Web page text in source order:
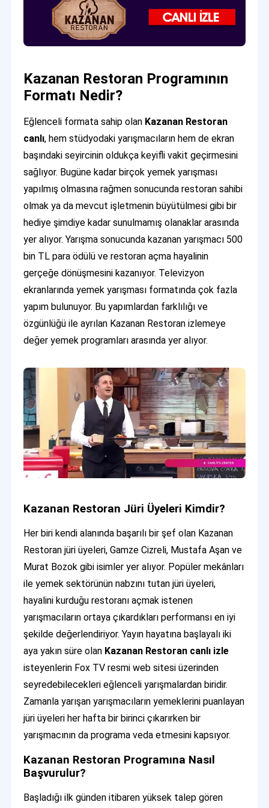
Kazanan Restoran Programının
Formatı Nedir?
Eğlenceli formata sahip olan Kazanan Restoran
canlı, hem stüdyodaki yarışmacıların hem de ekran
başındaki seyircinin oldukça keyifli vakit geçirmesini
sağlıyor. Bugüne kadar birçok yemek yarışması
yapılmış olmasına rağmen sonucunda restoran sahibi
olmak ya da mevcut işletmenin büyütülmesi gibi bir
hediye şimdiye kadar sunulmamış olanaklar arasında
yer alıyor. Yarışma sonucunda kazanan yarışmacı 500
bin TL para ödülü ve restoran açma hayalinin
gerçeğe dönüşmesini kazanıyor. Televizyon
ekranlarında yemek yarışması formatında çok fazla
yapım bulunuyor. Bu yapımlardan farklılığı ve
özgünlüğü ile ayrılan Kazanan Restoran izlemeye
değer yemek programları arasında yer alıyor.
Kazanan Restoran Jüri Üyeleri Kimdir?
Her biri kendi alanında başarılı bir şef olan Kazanan
Restoran jüri üyeleri, Gamze Cizreli, Mustafa Aşan ve
Murat Bozok gibi isimler yer alıyor. Popüler mekânları
ile yemek sektörünün nabzını tutan jüri üyeleri,
hayalini kurduğu restoranı açmak istenen
yarışmacıların ortaya çıkardıkları performansı en iyi
şekilde değerlendiriyor. Yayın hayatına başlayalı iki
aya yakın süre olan Kazanan Restoran canlı izle
isteyenlerin Fox TV resmi web sitesi üzerinden
seyredebilecekleri eğlenceli yarışmalardan biridir.
Zamanla yarışan yarışmacıların yemeklerini puanlayan
jüri üyeleri her hafta bir birinci çıkarırken bir
yarışmacının da programa veda etmesini kapsıyor.
Kazanan Restoran Programına Nasıl
Başvurulur?
Başladığı ilk günden itibaren yüksek talep gören